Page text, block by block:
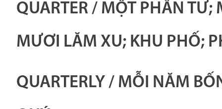
QUARTER / MỘT PHẦN
MƯƠI LĂM XU; KHU PHỐ;
QUARTERLY / MỖI NĂM